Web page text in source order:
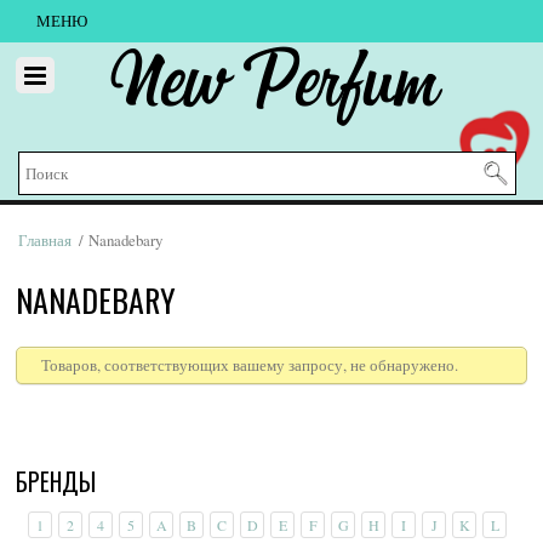
МЕНЮ
New Perfum
Главная / Nanadebary
NANADEBARY
Товаров, соответствующих вашему запросу, не обнаружено.
БРЕНДЫ
1 2 4 5 A B C D E F G H I J K
L